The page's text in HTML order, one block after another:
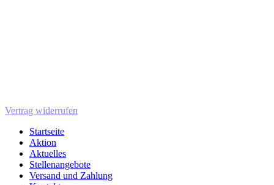
Vertrag widerrufen
Startseite
Aktion
Aktuelles
Stellenangebote
Versand und Zahlung